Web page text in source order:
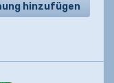
hinzufügen